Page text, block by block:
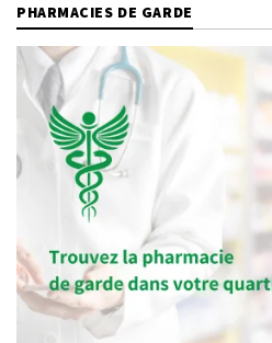
PHARMACIES DE GARDE